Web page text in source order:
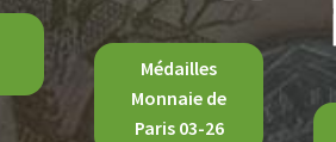
Médailles
Monnaie de
Paris 03-26